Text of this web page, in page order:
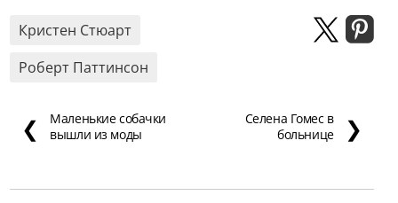
Кристен Стюарт
Роберт Паттинсон
❮
Маленькие собачки
вышли из моды
Селена Гомес в
больнице
❯